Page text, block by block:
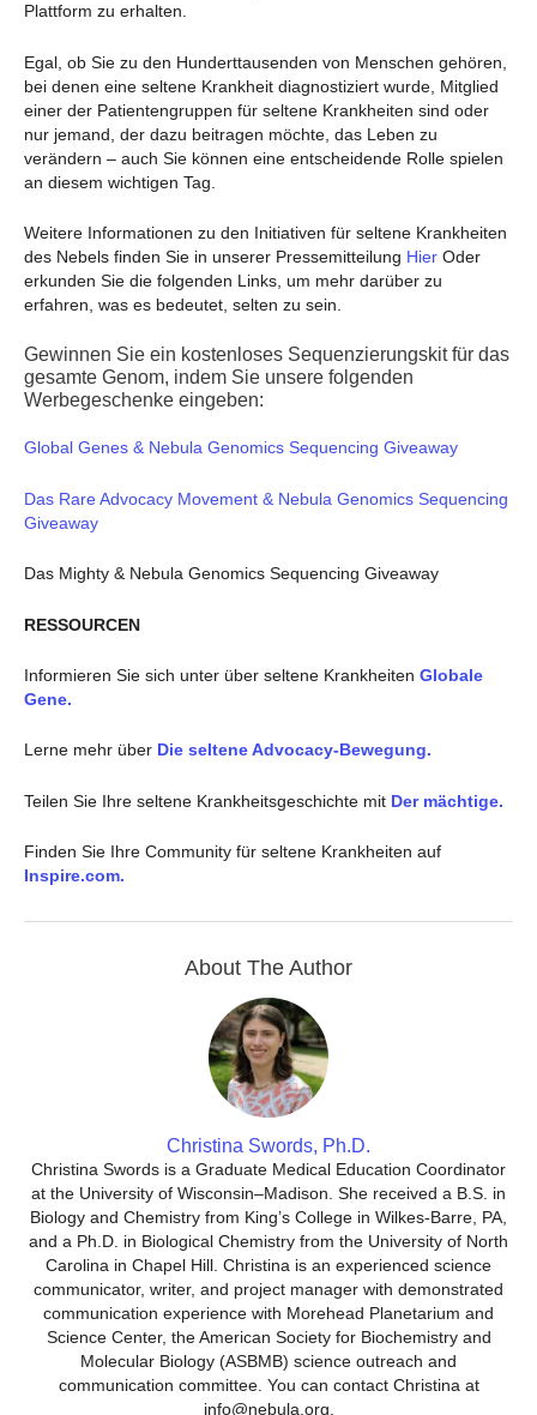
Plattform zu erhalten.
Egal, ob Sie zu den Hunderttausenden von Menschen gehören,
bei denen eine seltene Krankheit diagnostiziert wurde, Mitglied
einer der Patientengruppen für seltene Krankheiten sind oder
nur jemand, der dazu beitragen möchte, das Leben zu
verändern – auch Sie können eine entscheidende Rolle spielen
an diesem wichtigen Tag.
Weitere Informationen zu den Initiativen für seltene Krankheiten
des Nebels finden Sie in unserer Pressemitteilung Hier Oder
erkunden Sie die folgenden Links, um mehr darüber zu
erfahren, was es bedeutet, selten zu sein.
Gewinnen Sie ein kostenloses Sequenzierungskit für das
gesamte Genom, indem Sie unsere folgenden
Werbegeschenke eingeben:
Global Genes & Nebula Genomics Sequencing Giveaway
Das Rare Advocacy Movement & Nebula Genomics Sequencing
Giveaway
Das Mighty & Nebula Genomics Sequencing Giveaway
RESSOURCEN
Informieren Sie sich unter über seltene Krankheiten Globale
Gene.
Lerne mehr über Die seltene Advocacy-Bewegung.
Teilen Sie Ihre seltene Krankheitsgeschichte mit Der mächtige.
Finden Sie Ihre Community für seltene Krankheiten auf
Inspire.com.
About The Author
Christina Swords, Ph.D.
Christina Swords is a Graduate Medical Education Coordinator
at the University of Wisconsin–Madison. She received a B.S. in
Biology and Chemistry from King’s College in Wilkes-Barre, PA,
and a Ph.D. in Biological Chemistry from the University of North
Carolina in Chapel Hill. Christina is an experienced science
communicator, writer, and project manager with demonstrated
communication experience with Morehead Planetarium and
Science Center, the American Society for Biochemistry and
Molecular Biology (ASBMB) science outreach and
communication committee. You can contact Christina at
info@nebula.org.